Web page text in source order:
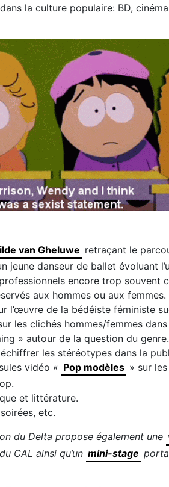
la culture populaire: BD,
van Gheluwe retraçant le
jeune danseur de ballet évoluant
encore trop souvent
aux hommes ou aux femmes.
l’œuvre de la bédéiste féministe
les clichés hommes/femmes
» autour de la question du genre.
les stéréotypes dans la
vidéo « Pop modèles » sur
et littérature.
etc.
du Delta propose également une
CAL ainsi qu’un mini-stage